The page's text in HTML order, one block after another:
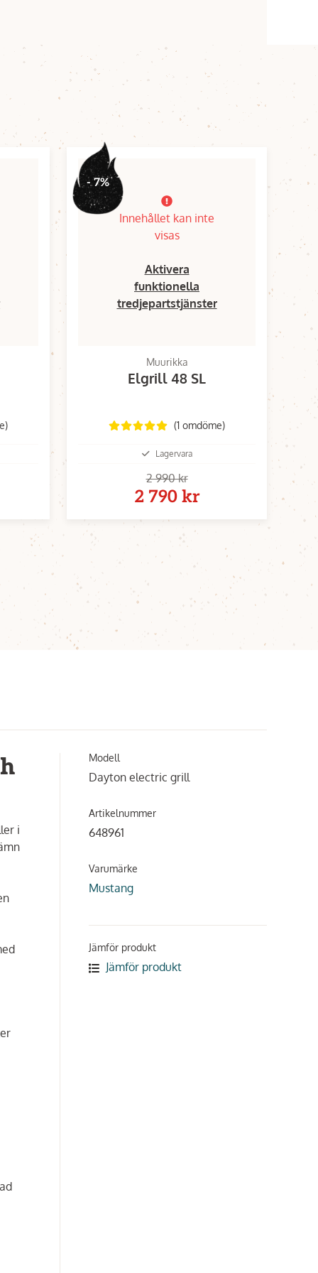
- 7%
Innehållet kan inte
visas
Aktivera
funktionella
tredjepartstjänster
Muurikka
Elgrill 48 SL
(1 omdöme)
Lagervara
2 990 kr
2 790 kr
i
Modell
Dayton electric grill
Artikelnummer
648961
Varumärke
Mustang
Jämför produkt
Jämför produkt